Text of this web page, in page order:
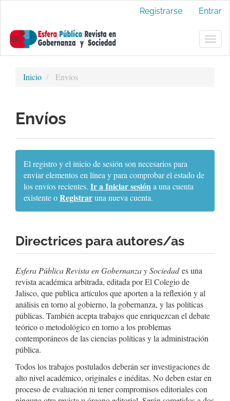
Contenido
principal
Barra
Registrarse Entrar
Inicio Envíos
Envíos
El registro y el inicio de sesión son necesarios para
enviar elementos en línea y para comprobar el estado de
los envíos recientes. Ir a Iniciar sesióna una cuenta
existente oRegistraruna nueva cuenta.
Directrices para autores/as
Esfera Pública Revista en Gobernanza y Sociedades una
revista académica arbitrada, editada por El Colegio de
Jalisco, que publica artículos que aporten a la reflexión y al
análisis en torno al gobierno, la gobernanza, y las políticas
públicas. También acepta trabajos que enriquezcan el debate
teórico o metodológico en torno a los problemas
contemporáneos de las ciencias políticas y la administración
pública.
Todos los trabajos postulados deberán ser investigaciones de
alto nivel académico, originales e inéditas. No deben estar en
proceso de evaluación ni tener compromisos editoriales con